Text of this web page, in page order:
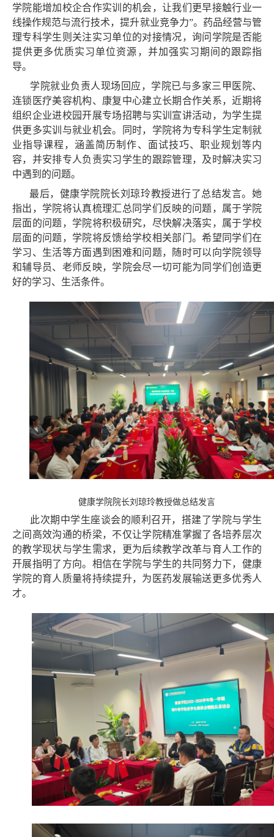
学院能增加校企合作实训的机会，让我们更早接触行业一
线操作规范与流行技术，提升就业竞争力”。药品经营与管
理专科学生则关注实习单位的对接情况，询问学院是否能
提供更多优质实习单位资源，并加强实习期间的跟踪指
导。
学院就业负责人现场回应，学院已与多家三甲医院、
连锁医疗美容机构、康复中心建立长期合作关系，近期将
组织企业进校园开展专场招聘与实训宣讲活动，为学生提
供更多实训与就业机会。同时，学院将为专科学生定制就
业指导课程，涵盖简历制作、面试技巧、职业规划等内
容，并安排专人负责实习学生的跟踪管理，及时解决实习
中遇到的问题。
最后，健康学院院长刘琼玲教授进行了总结发言。她
指出，学院将认真梳理汇总同学们反映的问题，属于学院
层面的问题，学院将积极研究，尽快解决落实，属于学校
层面的问题，学院将反馈给学校相关部门。希望同学们在
学习、生活等方面遇到困难和问题，随时可以向学院领导
和辅导员、老师反映，学院会尽一切可能为同学们创造更
好的学习、生活条件。
健康学院院长刘琼玲教授做总结发言
此次期中学生座谈会的顺利召开，搭建了学院与学生
之间高效沟通的桥梁，不仅让学院精准掌握了各培养层次
的教学现状与学生需求，更为后续教学改革与育人工作的
开展指明了方向。相信在学院与学生的共同努力下，健康
学院的育人质量将持续提升，为医药发展输送更多优秀人
才。